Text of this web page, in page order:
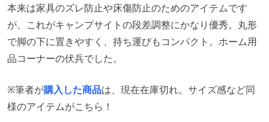
本来は家具のズレ防止や床傷防止のためのアイテムです
が、これがキャンプサイトの段差調整にかなり優秀。丸形
で脚の下に置きやすく、持ち運びもコンパクト。ホーム用
品コーナーの伏兵でした。
※筆者が購入した商品は、現在在庫切れ。サイズ感など同
様のアイテムがこちら！